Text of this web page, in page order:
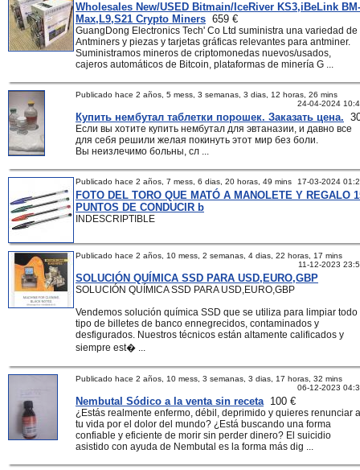
Wholesales New/USED Bitmain/IceRiver KS3,iBeLink
Max,L9,S21 Crypto Miners 659 €
GuangDong Electronics Tech' Co Ltd suministra una variedad de
Antminers y piezas y tarjetas gráficas relevantes para antminer.
Suministramos mineros de criptomonedas nuevos/usados,
cajeros automáticos de Bitcoin, plataformas de minería G ...
Publicado hace 2 años, 5 mess, 3 semanas, 3 dias, 12 horas, 26 mins
24-04-2024
Купить нембутал таблетки порошек. Заказать цена.
Если вы хотите купить нембутал для эвтаназии, и давно все
для себя решили желая покинуть этот мир без боли.
Вы неизлечимо больны, сл ...
Publicado hace 2 años, 7 mess, 6 dias, 20 horas, 49 mins 17-03-2024
FOTO DEL TORO QUE MATÓ A MANOLETE Y REGALO
PUNTOS DE CONDUCIR b
INDESCRIPTIBLE
Publicado hace 2 años, 10 mess, 2 semanas, 4 dias, 22 horas, 17 mins
11-12-2023
SOLUCIÓN QUÍMICA SSD PARA USD,EURO,GBP
SOLUCIÓN QUÍMICA SSD PARA USD,EURO,GBP
Vendemos solución química SSD que se utiliza para limpiar todo
tipo de billetes de banco ennegrecidos, contaminados y
desfigurados. Nuestros técnicos están altamente calificados y
siempre est� ...
Publicado hace 2 años, 10 mess, 3 semanas, 3 dias, 17 horas, 32 mins
06-12-2023
Nembutal Sódico a la venta sin receta100 €
¿Estás realmente enfermo, débil, deprimido y quieres renunciar a
tu vida por el dolor del mundo? ¿Está buscando una forma
confiable y eficiente de morir sin perder dinero? El suicidio
asistido con ayuda de Nembutal es la forma más dig ...